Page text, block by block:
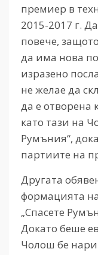
премиер в
2015-2017 г.
повече,
да има нова
изразено
не желае да
да е отворена
като тази на
Румъния“,
партиите на
Другата
формацията
„Спасете
Докато беше
Чолош бе